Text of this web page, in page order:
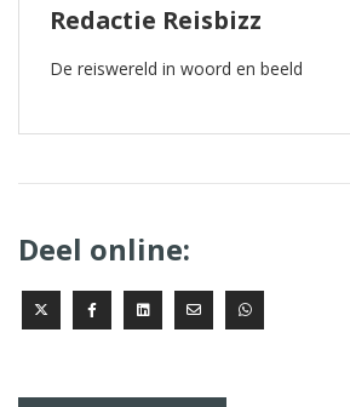
Redactie Reisbizz
De reiswereld in woord en beeld
Deel online: